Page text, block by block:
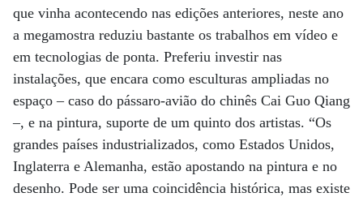
que vinha acontecendo nas edições anteriores, neste ano
a megamostra reduziu bastante os trabalhos em vídeo e
em tecnologias de ponta. Preferiu investir nas
instalações, que encara como esculturas ampliadas no
espaço – caso do pássaro-avião do chinês Cai Guo Qiang
–, e na pintura, suporte de um quinto dos artistas. “Os
grandes países industrializados, como Estados Unidos,
Inglaterra e Alemanha, estão apostando na pintura e no
desenho. Pode ser uma coincidência histórica, mas existe